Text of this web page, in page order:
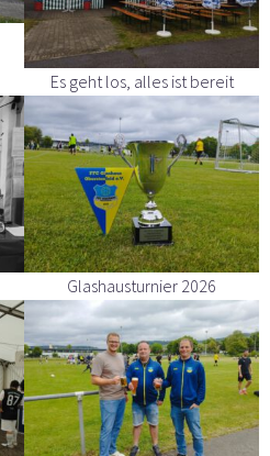
Es geht los, alles ist bereit
Glashausturnier 2026